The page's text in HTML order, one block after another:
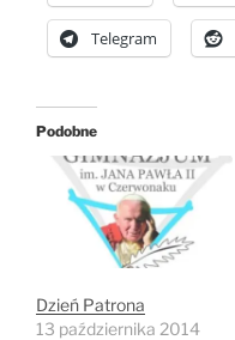
Telegram
Podobne
Dzień Patrona
13 października 2014